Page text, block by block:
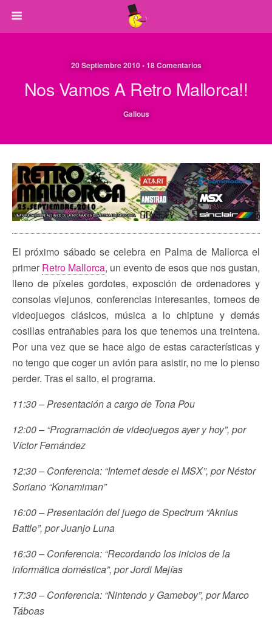
20 Septiembre 2010 • 18 Comentarios
Nos Vamos A Retro Mallorca!!
Galious
El próximo sábado se celebra en Palma de Mallorca el
primer Retro Mallorca, un evento de esos que nos gustan,
lleno de píxeles gordotes, exposción de ordenadores y
consolas viejunos, conferencias interesantes, torneos de
videojuegos clásicos, música a lo chiptune y demás
cosillas entrañables para los que tenemos una treintena.
Por una vez que se hace algo de estas características y
no tengo que coger un avión para asistir, no me lo pienso
perder. Tras el salto, el programa.
11:30 – Presentación a cargo de Tona Pou
12:00 – “Programación de videojuegos ayer y hoy”, por
Víctor Fernández
12:30 – Conferencia: “Internet desde el MSX”, por Néstor
Soriano “Konamiman”
16:00 – Presentación del juego de Spectrum “Aknius
Battle”, por Juanjo Luna
16:30 – Conferencia: “Recordando los inicios de la
informática doméstica”, por Jordi Mejías
17:30 – Conferencia: “Nintendo y Gameboy”, por Marco
Táboas